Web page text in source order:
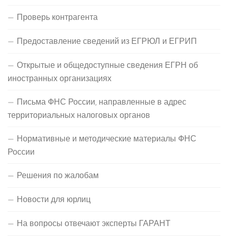
Проверь контрагента
Предоставление сведений из ЕГРЮЛ и ЕГРИП
Открытые и общедоступные сведения ЕГРН об
иностранных организациях
Письма ФНС России, направленные в адрес
территориальных налоговых органов
Нормативные и методические материалы ФНС
России
Решения по жалобам
Новости для юрлиц
На вопросы отвечают эксперты ГАРАНТ